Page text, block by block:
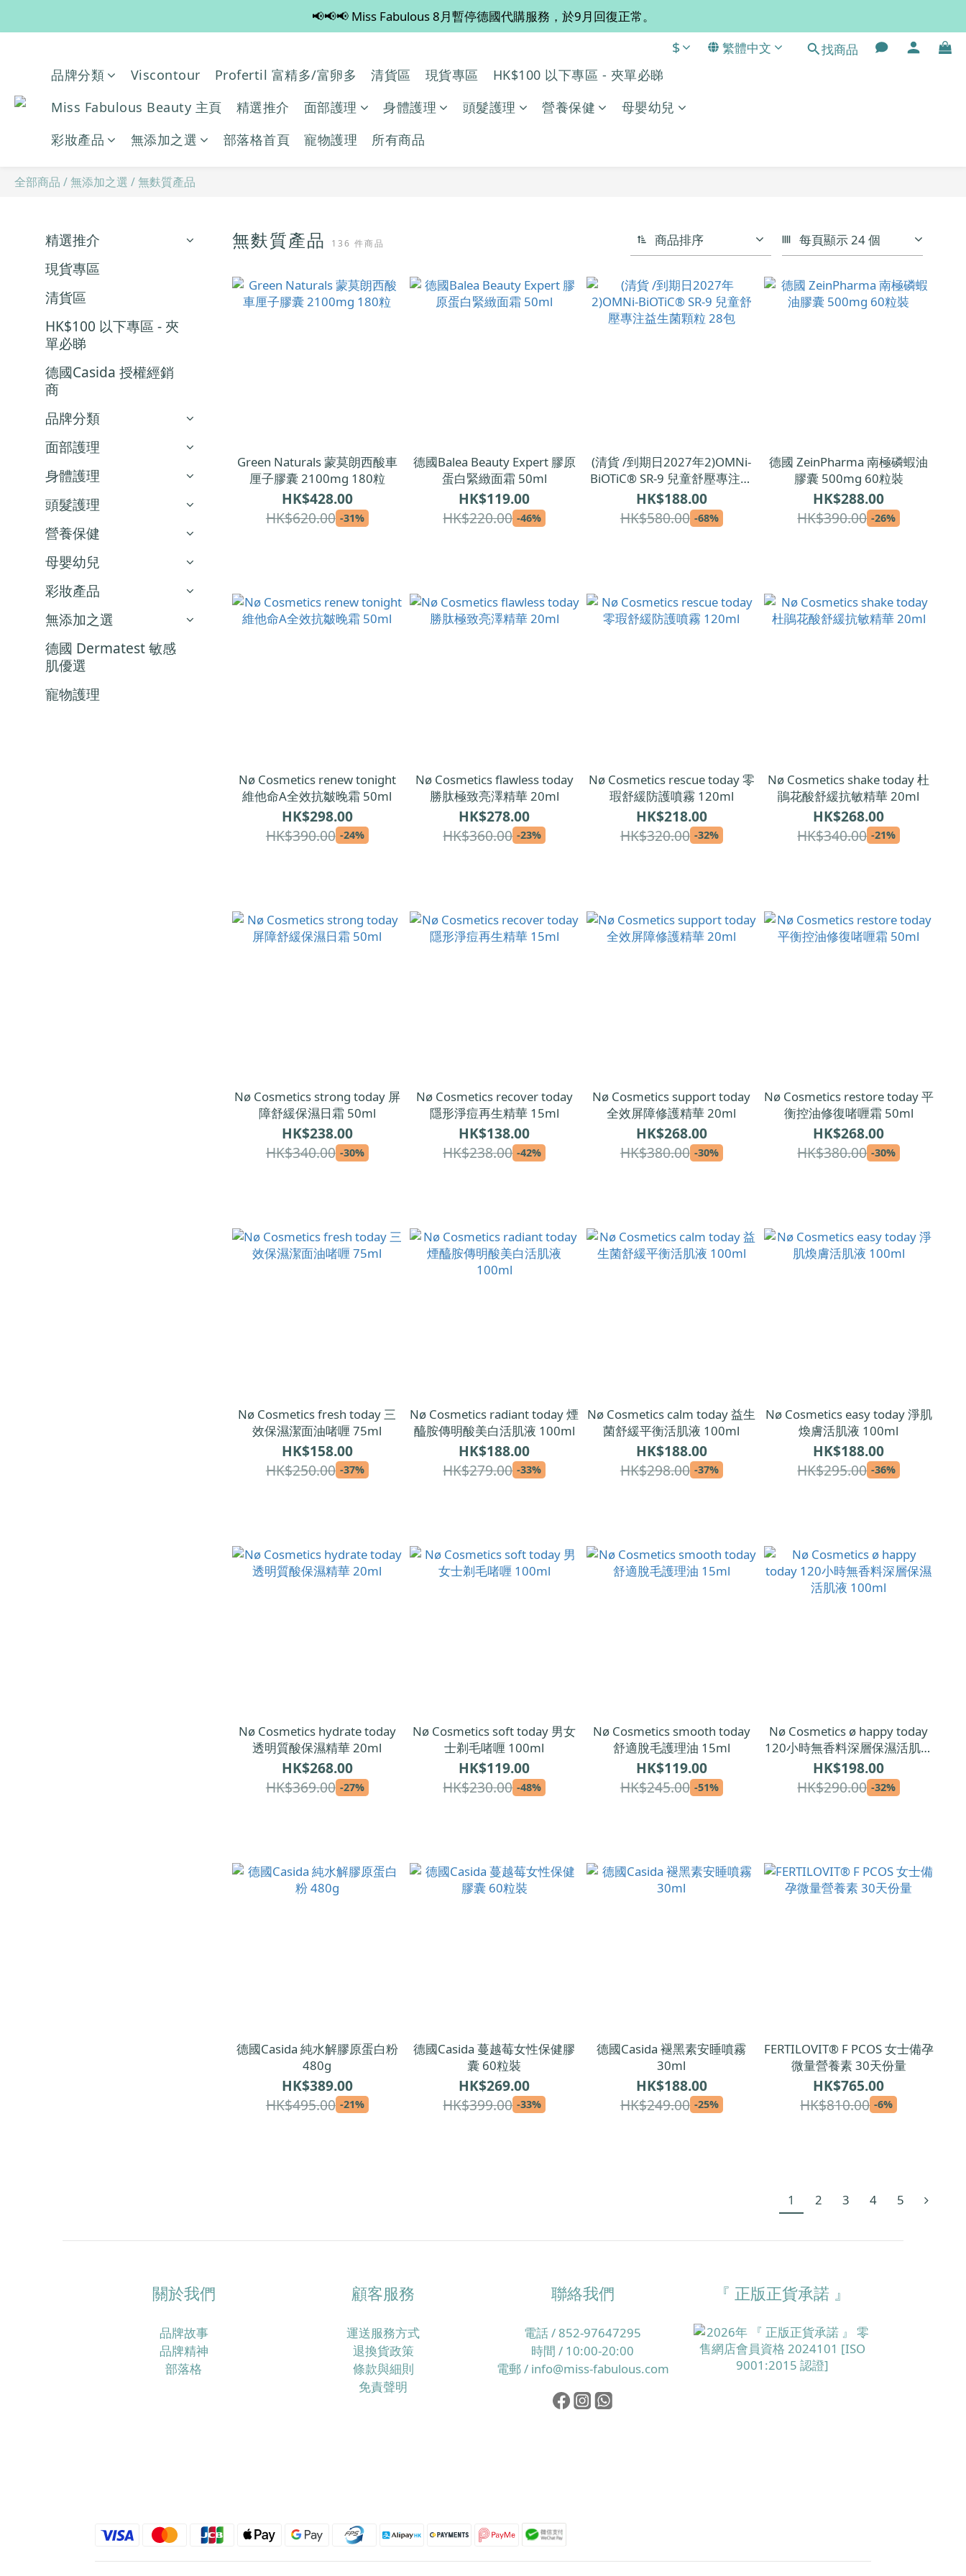
💡 全店滿 $600 免運費，買多件更抵！
📢📢📢 Miss Fabulous 8月暫停德國代購服務，於9月回復正常。
$ 繁體中文 找商品
品牌分類 Viscontour Profertil 富精多/富卵多 清貨區 現貨專區
HK$100 以下專區 - 夾單必睇
Miss Fabulous Beauty 主頁
精選推介 面部護理 身體護理 頭髮護理 營養保健
母嬰幼兒
彩妝產品
無添加之選 部落格首頁 寵物護理 所有商品
全部商品 /無添加之選 /無麩質產品
精選推介
現貨專區
清貨區
HK$100 以下專區 - 夾
單必睇
德國Casida 授權經銷
商
品牌分類
面部護理
身體護理
頭髮護理
營養保健
母嬰幼兒
彩妝產品
無添加之選
德國 Dermatest 敏感
肌優選
寵物護理
無麩質產品 136 件商品 商品排序 每頁顯示 24 個
Green Naturals 蒙莫朗西酸車
厘子膠囊 2100mg 180粒
HK$428.00
HK$620.00 -31%
德國Balea Beauty Expert 膠原
蛋白緊緻面霜 50ml
HK$119.00
HK$220.00 -46%
(清貨 /到期日2027年2)OMNi-
BiOTiC® SR-9 兒童舒壓專注益
生菌顆粒 28包
HK$188.00
HK$580.00 -68%
德國 ZeinPharma 南極磷蝦油
膠囊 500mg 60粒裝
HK$288.00
HK$390.00 -26%
Nø Cosmetics renew tonight
維他命A全效抗皺晚霜 50ml
HK$298.00
HK$390.00 -24%
Nø Cosmetics flawless today
勝肽極致亮澤精華 20ml
HK$278.00
HK$360.00 -23%
Nø Cosmetics rescue today 零
瑕舒緩防護噴霧 120ml
HK$218.00
HK$320.00 -32%
Nø Cosmetics shake today 杜
鵑花酸舒緩抗敏精華 20ml
HK$268.00
HK$340.00 -21%
Nø Cosmetics strong today 屏
障舒緩保濕日霜 50ml
HK$238.00
HK$340.00 -30%
Nø Cosmetics recover today
隱形淨痘再生精華 15ml
HK$138.00
HK$238.00 -42%
Nø Cosmetics support today
全效屏障修護精華 20ml
HK$268.00
HK$380.00 -30%
Nø Cosmetics restore today 平
衡控油修復啫喱霜 50ml
HK$268.00
HK$380.00 -30%
Nø Cosmetics fresh today 三
效保濕潔面油啫喱 75ml
HK$158.00
HK$250.00 -37%
Nø Cosmetics radiant today 煙
醯胺傳明酸美白活肌液 100ml
HK$188.00
HK$279.00 -33%
Nø Cosmetics calm today 益生
菌舒緩平衡活肌液 100ml
HK$188.00
HK$298.00 -37%
Nø Cosmetics easy today 淨肌
煥膚活肌液 100ml
HK$188.00
HK$295.00 -36%
Nø Cosmetics hydrate today
透明質酸保濕精華 20ml
HK$268.00
HK$369.00 -27%
Nø Cosmetics soft today 男女
士剃毛啫喱 100ml
HK$119.00
HK$230.00 -48%
Nø Cosmetics smooth today
舒適脫毛護理油 15ml
HK$119.00
HK$245.00 -51%
Nø Cosmetics ø happy today
120小時無香料深層保濕活肌液
100ml
HK$198.00
HK$290.00 -32%
德國Casida 純水解膠原蛋白粉
480g
HK$389.00
HK$495.00 -21%
德國Casida 蔓越莓女性保健膠
囊 60粒裝
HK$269.00
HK$399.00 -33%
德國Casida 褪黑素安睡噴霧
30ml
HK$188.00
HK$249.00 -25%
FERTILOVIT® F PCOS 女士備孕
微量營養素 30天份量
HK$765.00
HK$810.00 -6%
1 2 3 4 5
關於我們
品牌故事
品牌精神
部落格
顧客服務
運送服務方式
退換貨政策
條款與細則
免責聲明
聯絡我們
電話 / 852-97647295
時間 / 10:00-20:00
電郵 / info@miss-fabulous.com
『 正版正貨承諾 』